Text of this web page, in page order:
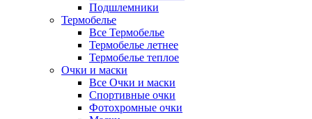
Подшлемники
Термобелье
Все Термобелье
Термобелье летнее
Термобелье теплое
Очки и маски
Все Очки и маски
Спортивные очки
Фотохромные очки